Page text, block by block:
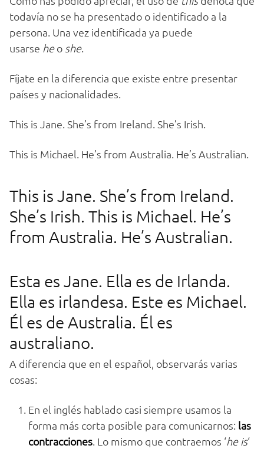
todavía no se ha presentado o identificado a la
persona. Una vez identificada ya puede
usarse heo she.
Fíjate en la diferencia que existe entre presentar
países y nacionalidades.
This is Jane. She’s from Ireland. She’s Irish.
This is Michael. He’s from Australia. He’s Australian.
This is Jane. She’s from Ireland.
She’s Irish. This is Michael. He’s
from Australia. He’s Australian.
Esta es Jane. Ella es de Irlanda.
Ella es irlandesa. Este es Michael.
Él es de Australia. Él es
australiano.
A diferencia que en el español, observarás varias
cosas:
En el inglés hablado casi siempre usamos la
forma más corta posible para comunicarnos: las
contracciones. Lo mismo que contraemos ‘he is‘